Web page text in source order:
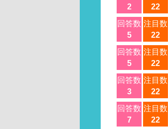
2
22
回答数
5
注目数
22
回答数
5
注目数
22
回答数
3
注目数
22
回答数
7
注目数
22